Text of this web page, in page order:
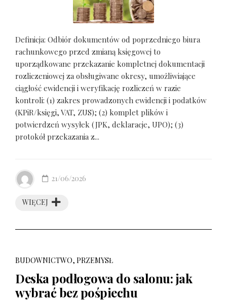
Definicja: Odbiór dokumentów od poprzedniego biura
rachunkowego przed zmianą księgowej to
uporządkowane przekazanie kompletnej dokumentacji
rozliczeniowej za obsługiwane okresy, umożliwiające
ciągłość ewidencji i weryfikację rozliczeń w razie
kontroli: (1) zakres prowadzonych ewidencji i podatków
(KPiR/księgi, VAT, ZUS); (2) komplet plików i
potwierdzeń wysyłek (JPK, deklaracje, UPO); (3)
protokół przekazania z...
WIĘCEJ
21/06/2026
BUDOWNICTWO, PRZEMYSŁ
Deska podłogowa do salonu: jak
wybrać bez pośpiechu